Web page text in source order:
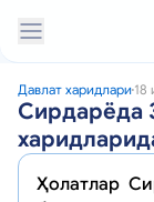
Давлат харидлари 18
Сирдарёда
Ҳолатлар